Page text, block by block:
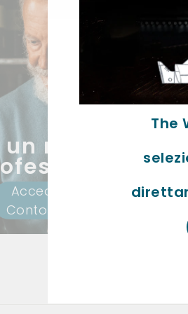
un ristoratore
al Servizio
Vendita B2B
The